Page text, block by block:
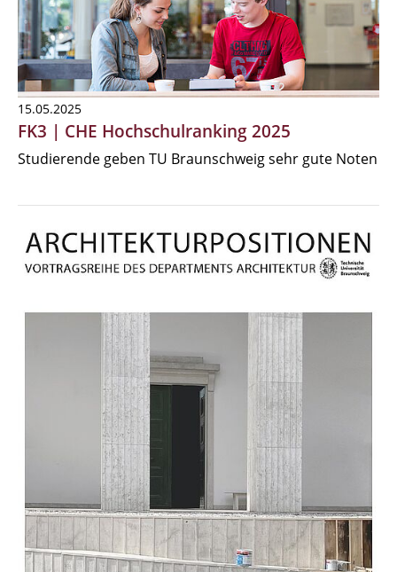
15.05.2025
FK3 | CHE Hochschulranking 2025
Studierende geben TU Braunschweig sehr gute Noten